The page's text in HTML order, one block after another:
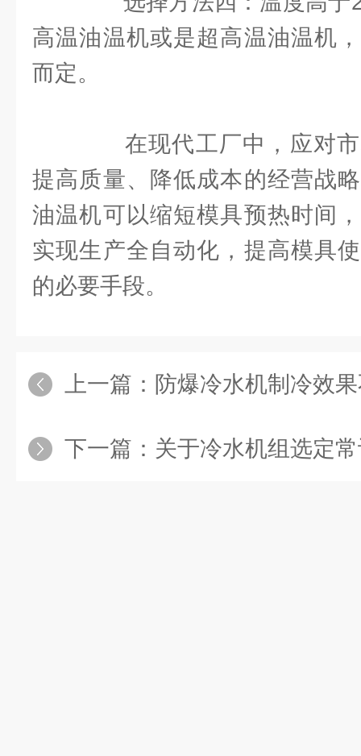
高温油温机或是超高温油温机
而定。
在现代工厂中，应对市
提高质量、降低成本的经营战
油温机可以缩短模具预热时间
实现生产全自动化，提高模具
的必要手段。
上一篇： 防爆冷水机制冷效
下一篇： 关于冷水机组选定